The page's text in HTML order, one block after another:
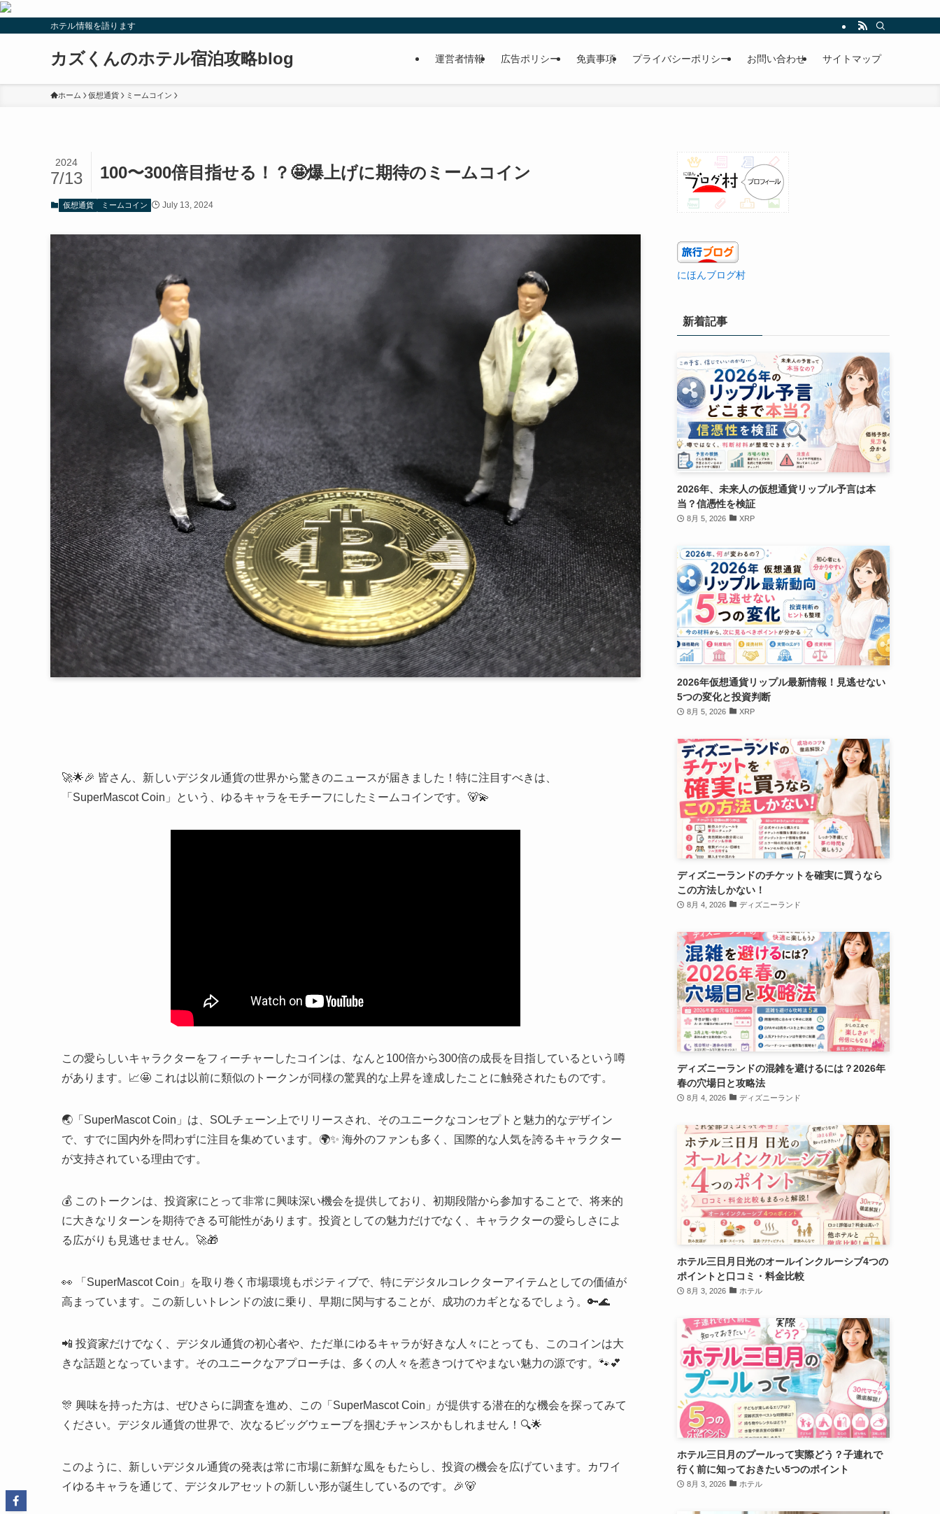
ホテル情報を語ります
カズくんのホテル宿泊攻略blog 運営者情報 広告ポリシー 免責事項 プライバシーポリシー お問い合わせ サイトマップ
ホーム 仮想通貨 ミームコイン
100〜300倍目指せる！？🤩爆上げに期待のミームコイン
2024
7/13
仮想通貨 ミームコイン July 13, 2024
🚀🌟🎉 皆さん、新しいデジタル通貨の世界から驚きのニュースが届きました！特に注目すべきは、
「SuperMascot Coin」という、ゆるキャラをモチーフにしたミームコインです。🐻💫
この愛らしいキャラクターをフィーチャーしたコインは、なんと100倍から300倍の成長を目指しているという噂
があります。📈🤩 これは以前に類似のトークンが同様の驚異的な上昇を達成したことに触発されたものです。
🌏「SuperMascot Coin」は、SOLチェーン上でリリースされ、そのユニークなコンセプトと魅力的なデザイン
で、すでに国内外を問わずに注目を集めています。🌍✨ 海外のファンも多く、国際的な人気を誇るキャラクター
が支持されている理由です。
💰 このトークンは、投資家にとって非常に興味深い機会を提供しており、初期段階から参加することで、将来的
に大きなリターンを期待できる可能性があります。投資としての魅力だけでなく、キャラクターの愛らしさによ
る広がりも見逃せません。🚀🎁
👀 「SuperMascot Coin」を取り巻く市場環境もポジティブで、特にデジタルコレクターアイテムとしての価値が
高まっています。この新しいトレンドの波に乗り、早期に関与することが、成功のカギとなるでしょう。🔑🌊
📲 投資家だけでなく、デジタル通貨の初心者や、ただ単にゆるキャラが好きな人々にとっても、このコインは大
きな話題となっています。そのユニークなアプローチは、多くの人々を惹きつけてやまない魅力の源です。🐾💕
🎊 興味を持った方は、ぜひさらに調査を進め、この「SuperMascot Coin」が提供する潜在的な機会を探ってみて
ください。デジタル通貨の世界で、次なるビッグウェーブを掴むチャンスかもしれません！🔍🌟
このように、新しいデジタル通貨の発表は常に市場に新鮮な風をもたらし、投資の機会を広げています。カワイ
イゆるキャラを通じて、デジタルアセットの新しい形が誕生しているのです。🎉🐻
にほんブログ村
新着記事
2026年、未来人の仮想通貨リップル予言は本
当？信憑性を検証
8月 5, 2026 XRP
2026年仮想通貨リップル最新情報！見逃せない
5つの変化と投資判断
8月 5, 2026 XRP
ディズニーランドのチケットを確実に買うなら
この方法しかない！
8月 4, 2026 ディズニーランド
ディズニーランドの混雑を避けるには？2026年
春の穴場日と攻略法
8月 4, 2026 ディズニーランド
ホテル三日月日光のオールインクルーシブ4つの
ポイントと口コミ・料金比較
8月 3, 2026 ホテル
ホテル三日月のプールって実際どう？子連れで
行く前に知っておきたい5つのポイント
8月 3, 2026 ホテル